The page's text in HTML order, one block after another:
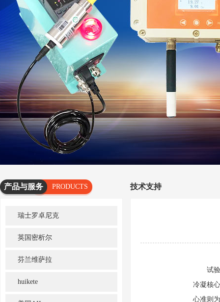
产品与服务
PRODUCTS
SERVICES
瑞士罗卓尼克
英国密析尔
芬兰维萨拉
huikete
技术支持
试验箱
冷凝核
心准则